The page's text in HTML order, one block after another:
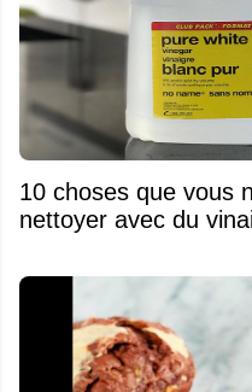
10 choses que vous
nettoyer avec du